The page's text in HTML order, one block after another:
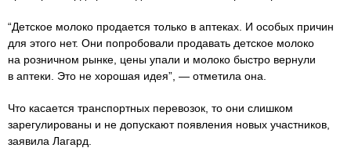
“Детское молоко продается только в аптеках. И особых причин
для этого нет. Они попробовали продавать детское молоко
на розничном рынке, цены упали и молоко быстро вернули
в аптеки. Это не хорошая идея”, — отметила она.
Что касается транспортных перевозок, то они слишком
зарегулированы и не допускают появления новых участников,
заявила Лагард.